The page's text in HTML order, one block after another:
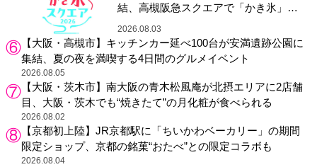
結、高槻阪急スクエアで「かき氷」祭
り
2026.08.03
【大阪・高槻市】キッチンカー延べ100台が安満遺跡公園に
集結、夏の夜を満喫する4日間のグルメイベント
2026.08.05
【大阪・茨木市】南大阪の青木松風庵が北摂エリアに2店舗
目、大阪・茨木でも“焼きたて”の月化粧が食べられる
2026.08.02
【京都初上陸】JR京都駅に「ちいかわベーカリー」の期間
限定ショップ、京都の銘菓“おたべ”との限定コラボも
2026.08.04